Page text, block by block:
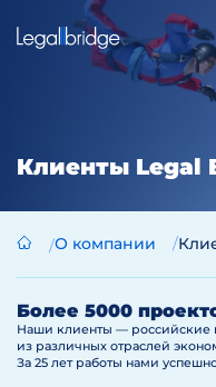
Клиенты Legal
О компании
Более 5000
Наши клиенты — российские
из различных отраслей
За 25 лет работы нами